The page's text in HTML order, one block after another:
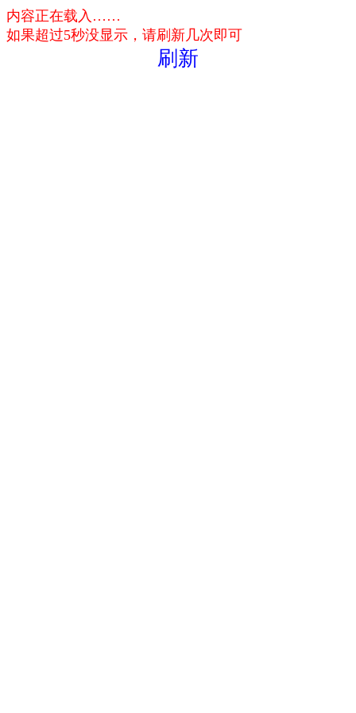
内容正在载入……
如果超过5秒没显示，请刷新几次即可
刷新